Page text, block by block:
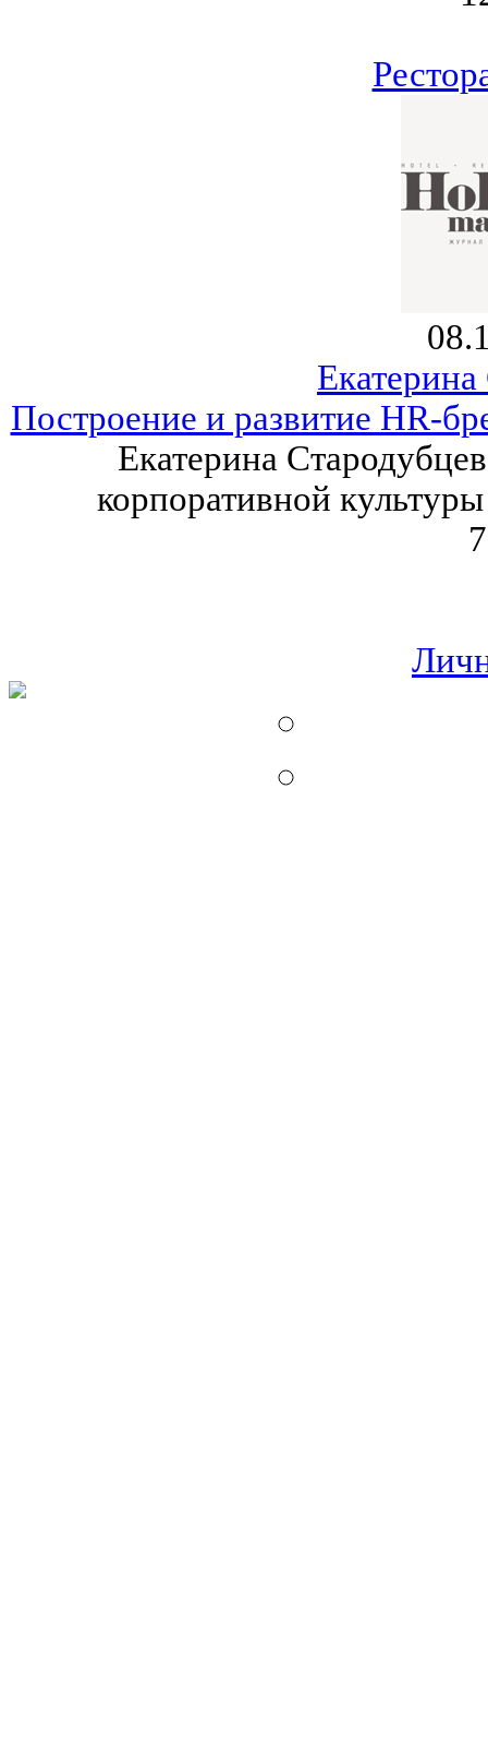
Построение и развитие HR-
Екатерина
корпоративной